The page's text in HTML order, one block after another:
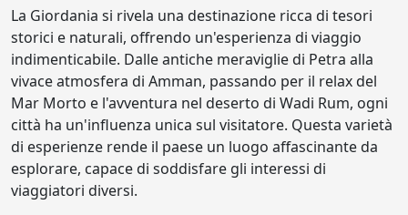
La Giordania si rivela una destinazione ricca di tesori
storici e naturali, offrendo un'esperienza di viaggio
indimenticabile. Dalle antiche meraviglie di Petra alla
vivace atmosfera di Amman, passando per il relax del
Mar Morto e l'avventura nel deserto di Wadi Rum, ogni
città ha un'influenza unica sul visitatore. Questa varietà
di esperienze rende il paese un luogo affascinante da
esplorare, capace di soddisfare gli interessi di
viaggiatori diversi.